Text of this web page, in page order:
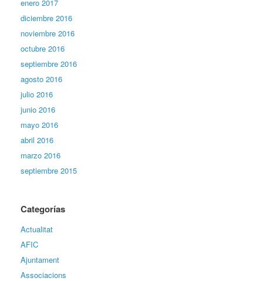
enero 2017
diciembre 2016
noviembre 2016
octubre 2016
septiembre 2016
agosto 2016
julio 2016
junio 2016
mayo 2016
abril 2016
marzo 2016
septiembre 2015
Categorías
Actualitat
AFIC
Ajuntament
Associacions